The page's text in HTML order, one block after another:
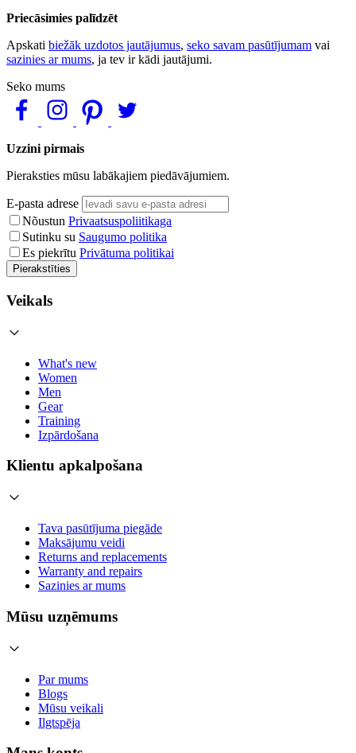
Priecāsimies palīdzēt
Apskati biežāk uzdotos jautājumus, seko savam pasūtījumam vai
sazinies ar mums, ja tev ir kādi jautājumi.
Seko mums
Uzzini pirmais
Pieraksties mūsu labākajiem piedāvājumiem.
E-pasta adrese
Nõustun Privaatsuspoliitikaga
Sutinku su Saugumo politika
Es piekrītu Privātuma politikai
Pierakstīties
Veikals
What's new
Women
Men
Gear
Training
Izpārdošana
Klientu apkalpošana
Tava pasūtījuma piegāde
Maksājumu veidi
Returns and replacements
Warranty and repairs
Sazinies ar mums
Mūsu uzņēmums
Par mums
Blogs
Mūsu veikali
Ilgtspēja